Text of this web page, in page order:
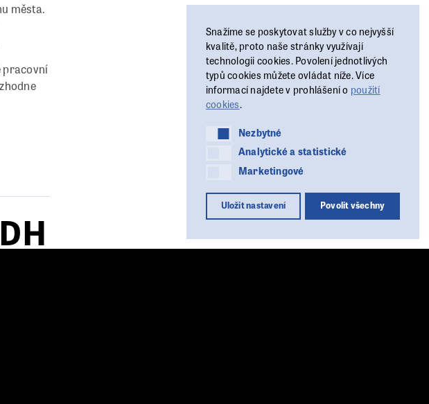
města.
pracovní
Snažíme se poskytovat služby v co nejvyšší
kvalitě, proto naše stránky využívají
technologii cookies. Povolení jednotlivých
typů cookies můžete ovládat níže. Více
informací najdete v prohlášení o použití
cookies.
NezbytnéNezbytné
Analytické a statistické
Analytické a statistické
Marketingové
Marketingové
Uložit nastavení Povolit všechny